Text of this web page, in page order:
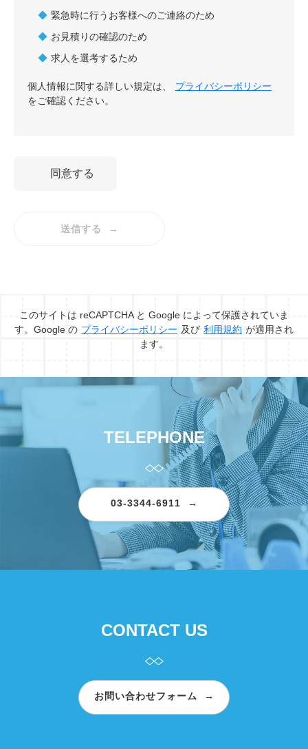
緊急時に行うお客様へのご連絡のため
お見積りの確認のため
求人を選考するため
個人情報に関する詳しい規定は、
プライバシーポリシー
をご確認ください。
同意する
送信する
このサイトは reCAPTCHA と Google によって保護されていま
す。Google の プライバシーポリシー 及び 利用規約 が適用され
ます。
TELEPHONE
03-3344-6911
CONTACT US
お問い合わせフォーム